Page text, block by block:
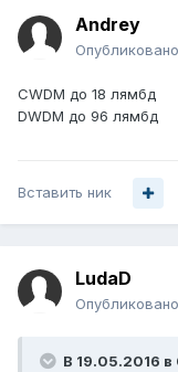
Аndrey
Опубликовано
CWDM до 18 лямбд
DWDM до 96 лямбд
Вставить ник
LudaD
Опубликовано
В 19.05.2016 в